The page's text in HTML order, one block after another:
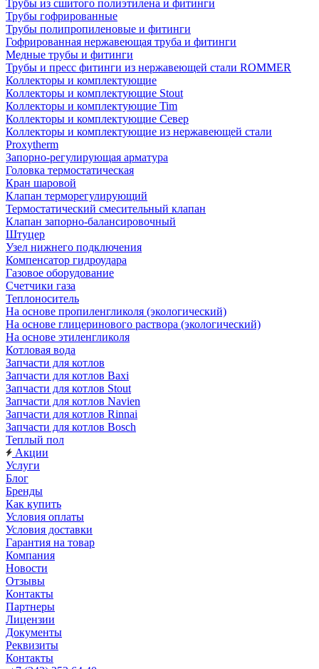
Трубы из сшитого полиэтилена и фитинги
Трубы гофрированные
Трубы полипропиленовые и фитинги
Гофрированная нержавеющая труба и фитинги
Медные трубы и фитинги
Трубы и пресс фитинги из нержавеющей стали ROMMER
Коллекторы и комплектующие
Коллекторы и комплектующие Stout
Коллекторы и комплектующие Tim
Коллекторы и комплектующие Север
Коллекторы и комплектующие из нержавеющей стали
Proxytherm
Запорно-регулирующая арматура
Головка термостатическая
Кран шаровой
Клапан терморегулирующий
Термостатический смесительный клапан
Клапан запорно-балансировочный
Штуцер
Узел нижнего подключения
Компенсатор гидроудара
Газовое оборудование
Счетчики газа
Теплоноситель
На основе пропиленгликоля (экологический)
На основе глицеринового раствора (экологический)
На основе этиленгликоля
Котловая вода
Запчасти для котлов
Запчасти для котлов Baxi
Запчасти для котлов Stout
Запчасти для котлов Navien
Запчасти для котлов Rinnai
Запчасти для котлов Bosch
Теплый пол
Акции
Услуги
Блог
Бренды
Как купить
Условия оплаты
Условия доставки
Гарантия на товар
Компания
Новости
Отзывы
Контакты
Партнеры
Лицензии
Документы
Реквизиты
Контакты